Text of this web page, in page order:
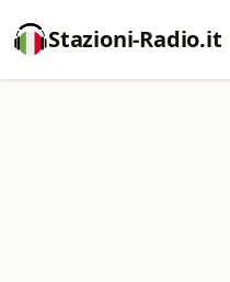
Stazioni-Radio.it